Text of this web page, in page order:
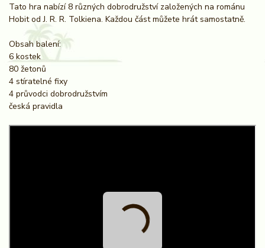
Tato hra nabízí 8 různých dobrodružství založených na románu
Hobit od J. R. R. Tolkiena. Každou část můžete hrát samostatně.
Obsah balení:
6 kostek
80 žetonů
4 stíratelné fixy
4 průvodci dobrodružstvím
česká pravidla